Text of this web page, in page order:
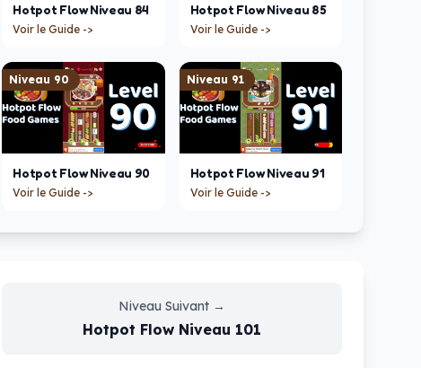
Hotpot Flow Niveau 84
Voir le Guide ->
Hotpot FlowNiveau 85
Voir le Guide ->
Niveau 90
Hotpot Flow Niveau 90
Voir le Guide ->
Niveau 91
Hotpot FlowNiveau 91
Voir le Guide ->
Niveau Suivant →
Hotpot Flow Niveau 101